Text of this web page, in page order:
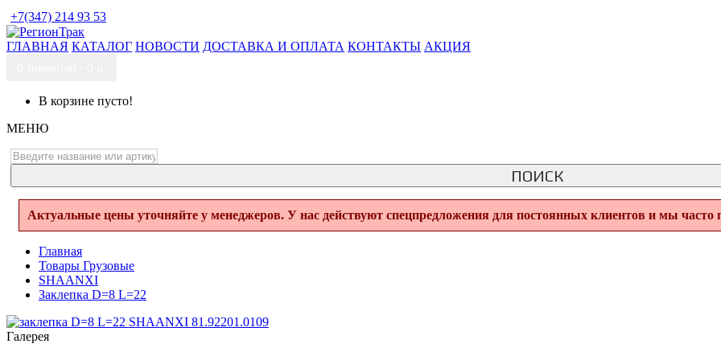
+7(347) 214 93 53
ГЛАВНАЯ КАТАЛОГ НОВОСТИ ДОСТАВКА И ОПЛАТА КОНТАКТЫ АКЦИЯ
В корзине пусто!
МЕНЮ
ПОИСК
Актуальные цены уточняйте у менеджеров. У нас действуют спецпредложения для постоянных клиентов и мы часто
Главная
Товары Грузовые
SHAANXI
Заклепка D=8 L=22
Галерея